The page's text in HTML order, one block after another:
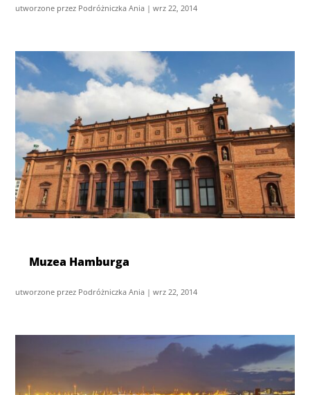
utworzone przez Podróżniczka Ania |wrz 22, 2014
Muzea Hamburga
utworzone przez Podróżniczka Ania |wrz 22, 2014